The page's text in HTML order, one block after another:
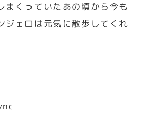
まくっていたあの頃から今も
ジェロは元気に散歩してくれ